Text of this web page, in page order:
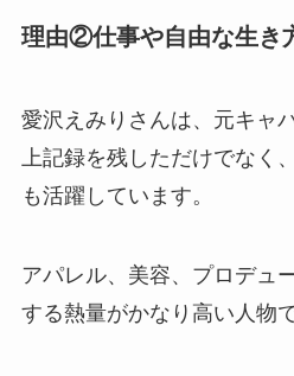
理由②仕事や自由な生き
愛沢えみりさんは、元キャ
上記録を残しただけでなく
も活躍しています。
アパレル、美容、プロデュ
する熱量がかなり高い人物で